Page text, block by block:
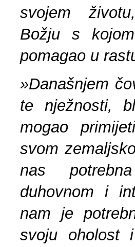
svojem
Božju s
pomagao u
»Današnjem
te nježnosti,
mogao
svom
nas
duhovnom i
nam je
svoju oholost